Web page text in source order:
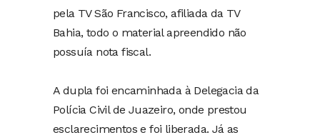
pela TV São Francisco, afiliada da TV
Bahia, todo o material apreendido não
possuía nota fiscal.
A dupla foi encaminhada à Delegacia da
Polícia Civil de Juazeiro, onde prestou
esclarecimentos e foi liberada. Já as